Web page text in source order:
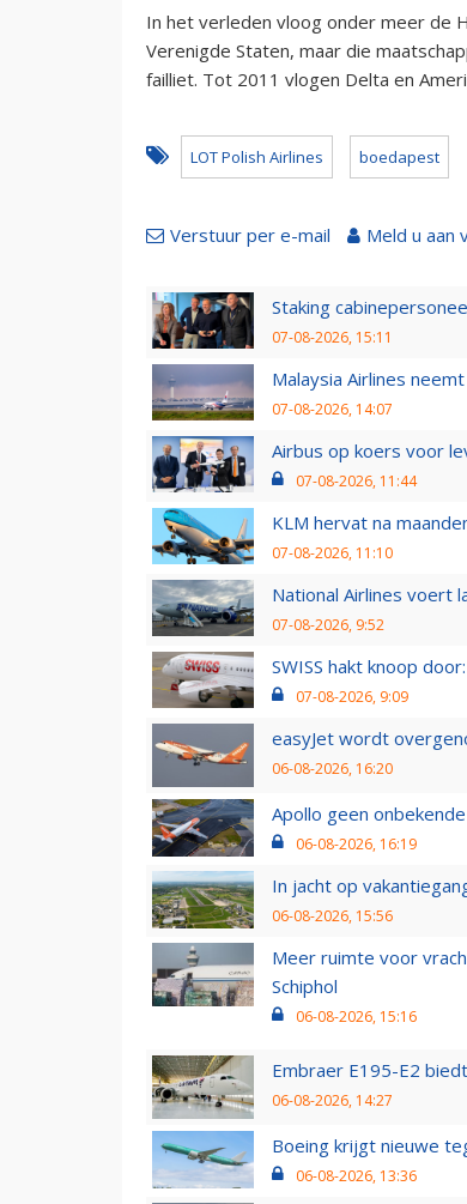
In het verleden vloog onder meer de
Verenigde Staten, maar die
failliet. Tot 2011 vlogen Delta en
LOT Polish Airlines boedapest
Verstuur per e-mail Meld u aan
Staking
07-08-2026, 15:11
Malaysia Airlines
07-08-2026, 14:07
Airbus op koers voor
07-08-2026, 11:44
KLM hervat na
07-08-2026, 11:10
National Airlines voert
07-08-2026, 9:52
SWISS hakt knoop
07-08-2026, 9:09
easyJet wordt
06-08-2026, 16:20
Apollo geen
06-08-2026, 16:19
In jacht op
06-08-2026, 15:56
Meer ruimte voor
Schiphol
06-08-2026, 15:16
Embraer E195-E2
06-08-2026, 14:27
Boeing krijgt nieuwe
06-08-2026, 13:36